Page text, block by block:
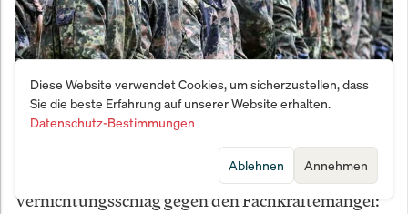
Vernichtungsschlag gegen den Fachkräftemangel:
Diese Website verwendet Cookies, um sicherzustellen, dass
Sie die beste Erfahrung auf unserer Website erhalten.
Datenschutz-Bestimmungen
Annehmen
Ablehnen